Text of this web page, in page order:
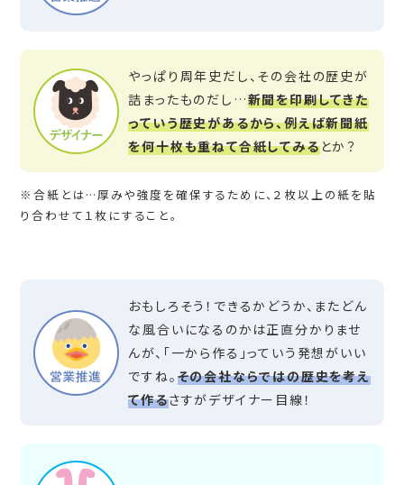
やっぱり周年史だし、その会社の歴史が
詰まったものだし…新聞を印刷してきた
っていう歴史があるから、例えば新聞紙
を何十枚も重ねて合紙してみるとか？
※合紙とは…厚みや強度を確保するために、２枚以上の紙を貼
り合わせて１枚にすること。
おもしろそう！できるかどうか、またどん
な風合いになるのかは正直分かりませ
んが、「一から作る」っていう発想がいい
ですね。 その会社ならではの歴史を考え
て作るさすがデザイナー目線！